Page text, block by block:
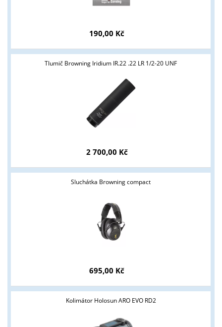
190,00 Kč
Tlumič Browning Iridium IR.22 .22 LR 1/2-20 UNF
2 700,00 Kč
Sluchátka Browning compact
695,00 Kč
Kolimátor Holosun ARO EVO RD2
podnikatelům v oblasti zbraně a střelivo. Splňujete tyto
podmínky?
ANO NE